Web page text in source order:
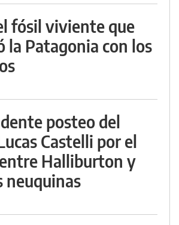
fósil viviente que
la Patagonia con los
posteo del
Castelli por el
Halliburton y
neuquinas